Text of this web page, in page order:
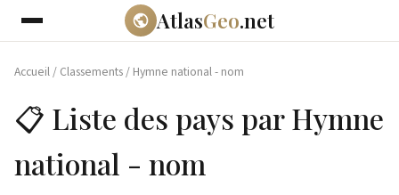
AtlasGeo.net
Accueil/ Classements/ Hymne national - nom
📋 Liste des pays par Hymne
national - nom